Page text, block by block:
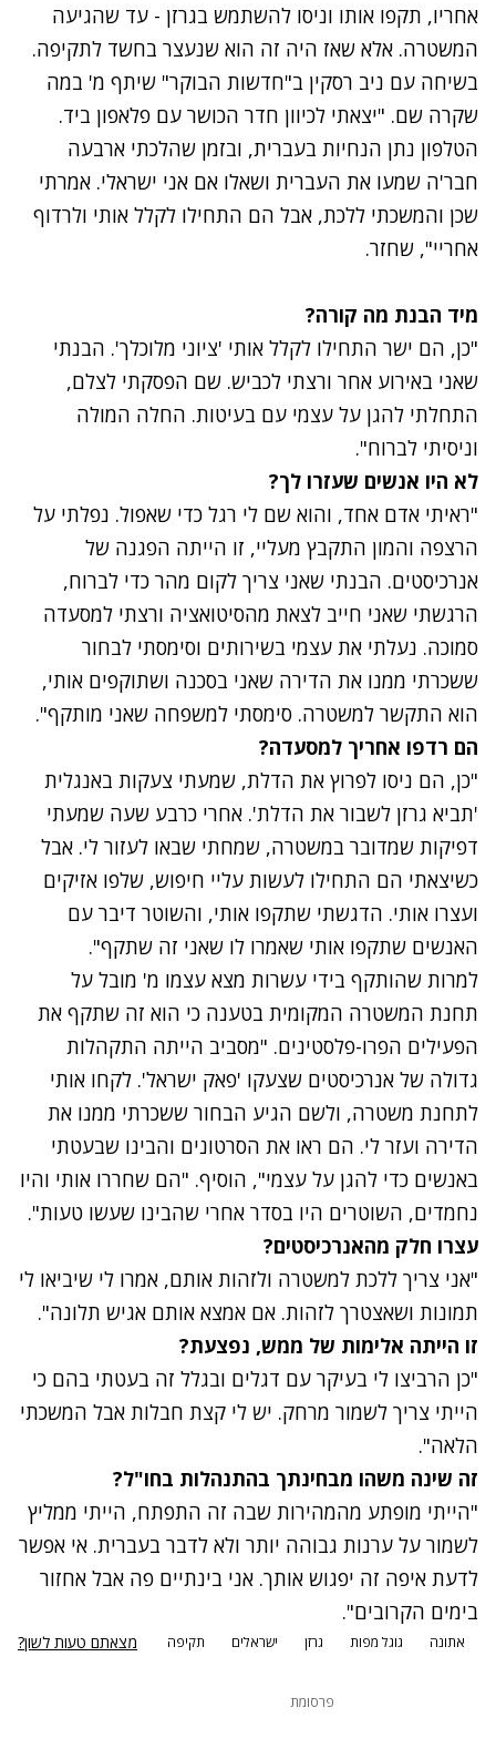
אחריו, תקפו אותו וניסו להשתמש בגרזן - עד שהגיעה
המשטרה. אלא שאז היה זה הוא שנעצר בחשד לתקיפה.
בשיחה עם ניב רסקין ב"חדשות הבוקר" שיתף מ' במה
שקרה שם. "יצאתי לכיוון חדר הכושר עם פלאפון ביד.
הטלפון נתן הנחיות בעברית, ובזמן שהלכתי ארבעה
חבר'ה שמעו את העברית ושאלו אם אני ישראלי. אמרתי
שכן והמשכתי ללכת, אבל הם התחילו לקלל אותי ולרדוף
אחריי", שחזר.
נסה שוב
מיד הבנת מה קורה?
"כן, הם ישר התחילו לקלל אותי 'ציוני מלוכלך'. הבנתי
שאני באירוע אחר ורצתי לכביש. שם הפסקתי לצלם,
התחלתי להגן על עצמי עם בעיטות. החלה המולה
וניסיתי לברוח".
לא היו אנשים שעזרו לך?
"ראיתי אדם אחד, והוא שם לי רגל כדי שאפול. נפלתי על
הרצפה והמון התקבץ מעליי, זו הייתה הפגנה של
אנרכיסטים. הבנתי שאני צריך לקום מהר כדי לברוח,
הרגשתי שאני חייב לצאת מהסיטואציה ורצתי למסעדה
סמוכה. נעלתי את עצמי בשירותים וסימסתי לבחור
ששכרתי ממנו את הדירה שאני בסכנה ושתוקפים אותי,
הוא התקשר למשטרה. סימסתי למשפחה שאני מותקף".
הם רדפו אחריך למסעדה?
"כן, הם ניסו לפרוץ את הדלת, שמעתי צעקות באנגלית
'תביא גרזן לשבור את הדלת'. אחרי כרבע שעה שמעתי
דפיקות שמדובר במשטרה, שמחתי שבאו לעזור לי. אבל
כשיצאתי הם התחילו לעשות עליי חיפוש, שלפו אזיקים
ועצרו אותי. הדגשתי שתקפו אותי, והשוטר דיבר עם
האנשים שתקפו אותי שאמרו לו שאני זה שתקף".
למרות שהותקף בידי עשרות מצא עצמו מ' מובל על
תחנת המשטרה המקומית בטענה כי הוא זה שתקף את
הפעילים הפרו-פלסטינים. "מסביב הייתה התקהלות
גדולה של אנרכיסטים שצעקו 'פאק ישראל'. לקחו אותי
לתחנת משטרה, ולשם הגיע הבחור ששכרתי ממנו את
הדירה ועזר לי. הם ראו את הסרטונים והבינו שבעטתי
באנשים כדי להגן על עצמי", הוסיף. "הם שחררו אותי והיו
נחמדים, השוטרים היו בסדר אחרי שהבינו שעשו טעות".
עצרו חלק מהאנרכיסטים?
"אני צריך ללכת למשטרה ולזהות אותם, אמרו לי שיביאו לי
תמונות ושאצטרך לזהות. אם אמצא אותם אגיש תלונה".
זו הייתה אלימות של ממש, נפצעת?
"כן הרביצו לי בעיקר עם דגלים ובגלל זה בעטתי בהם כי
הייתי צריך לשמור מרחק. יש לי קצת חבלות אבל המשכתי
הלאה".
זה שינה משהו מבחינתך בהתנהלות בחו"ל?
"הייתי מופתע מהמהירות שבה זה התפתח, הייתי ממליץ
לשמור על ערנות גבוהה יותר ולא לדבר בעברית. אי אפשר
לדעת איפה זה יפגוש אותך. אני בינתיים פה אבל אחזור
בימים הקרובים".
אתונה גוגל מפות גרזן ישראלים תקיפה מצאתם טעות לשון?
פרסומת